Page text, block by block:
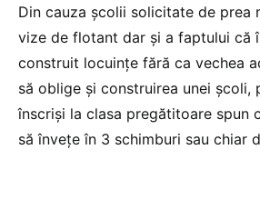
Din cauza școlii solicitate de prea
vize de flotant dar și a faptului că
construit locuințe fără ca vechea
să oblige și construirea unei școli,
înscriși la clasa pregătitoare spun
să învețe în 3 schimburi sau chiar